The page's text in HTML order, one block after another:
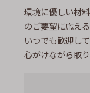
環境に優しい材
のご要望に応え
いつでも歓迎し
心がけながら取り